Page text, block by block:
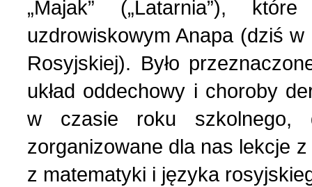
Nasza historia (24)
Nasze święta (15)
O tragicznie zmarłych
Ogłoszenia (24)
3 (150) 2022 r. (1)
2 (149) 2022 r. (2)
1 (148) 2022 r. (5)
4 (147) 2021 r. (3)
„Majak” („Latarnia”),
uzdrowiskowym Anapa (dziś
Rosyjskiej). Było
układ oddechowy i choroby
w czasie roku szkolnego,
zorganizowane dla nas lekcje
z matematyki i języka